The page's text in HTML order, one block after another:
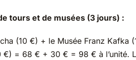
tours et de musées (3 jours) :
(10 €) + le Musée Franz Kafka
€) = 68 € + 30 € = 98 € à l’unité.